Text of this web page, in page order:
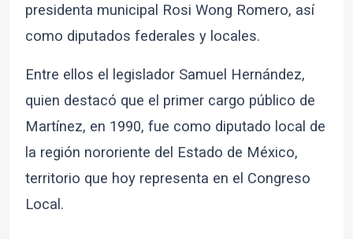
presidenta municipal Rosi Wong Romero, así
como diputados federales y locales.
Entre ellos el legislador Samuel Hernández,
quien destacó que el primer cargo público de
Martínez, en 1990, fue como diputado local de
la región nororiente del Estado de México,
territorio que hoy representa en el Congreso
Local.